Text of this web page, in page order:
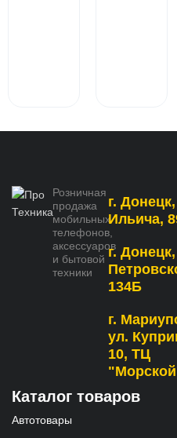
Розничная
продажа
мобильных
телефонов,
аксессуаров
и бытовой
техники
г.
Ильича,
г.
134Б
г.
ул.
10, ТЦ
Каталог товаров
Автотовары